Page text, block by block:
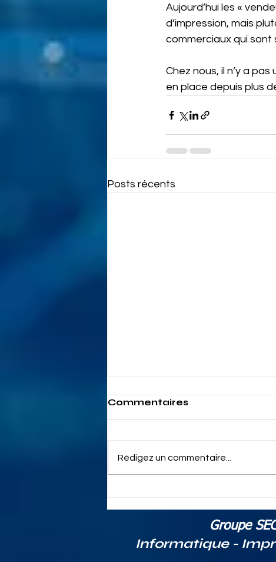
Aujourd’hui les «
d’impression, mais
commerciaux qui sont
Chez nous, il n’y a
en place depuis plus
Posts récents
pour tous vos besoins
informatiques et
professionnels
Commentaires
Rédigez un commentaire...
Groupe
Informatique -